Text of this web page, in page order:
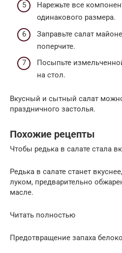
Нарежьте все
одинакового размера.
Заправьте салат
поперчите.
Посыпьте
на стол.
Вкусный и сытный салат
праздничного застолья.
Похожие рецепты
Чтобы редька в салате стала
Редька в салате станет
луком, предварительно
масле.
Читать полностью
Предотвращение запаха